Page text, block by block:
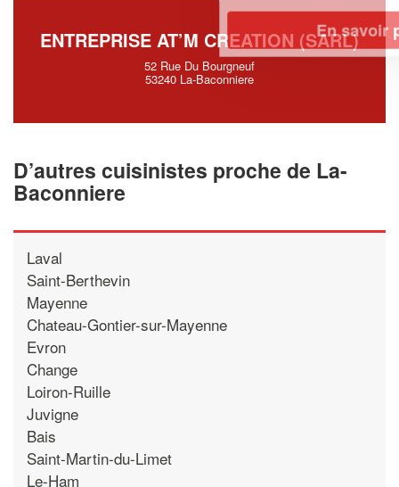
ENTREPRISE AT’M CREATION (SARL)
52 Rue Du Bourgneuf
53240 La-Baconniere
D’autres cuisinistes proche de La-
Baconniere
Laval
Saint-Berthevin
Mayenne
Chateau-Gontier-sur-Mayenne
Evron
Change
Loiron-Ruille
Juvigne
Bais
Saint-Martin-du-Limet
Le-Ham
En savoir plus